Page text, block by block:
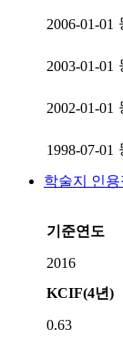
2006-01-01
2003-01-01
2002-01-01
1998-07-01
학술지 인용
기준연도
2016
KCIF(4년)
0.63